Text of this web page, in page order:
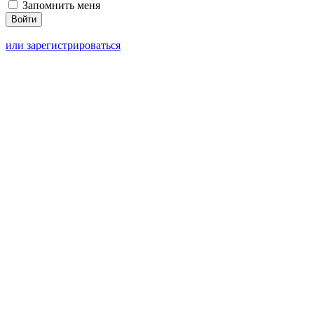
Запомнить меня
или зарегистрироваться